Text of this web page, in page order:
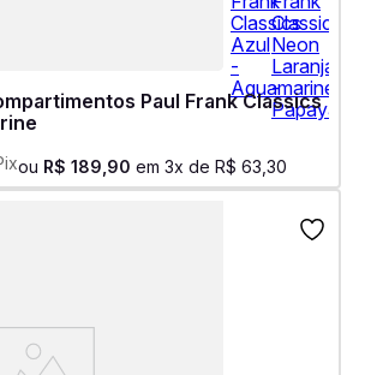
Paul Frank Classics
ou R$ 189 90 em 3x de R$ 63 30